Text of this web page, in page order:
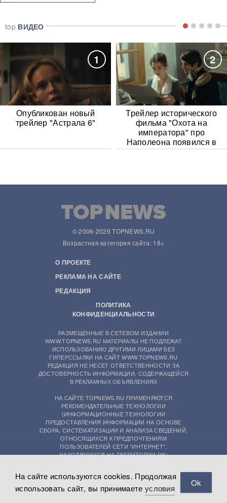
top ВИДЕО
1
Опубликован новый
трейлер "Астрала 6"
2
Трейлер исторического
фильма "Охота на
императора" про
Наполеона появился в
Сети
© 2006-2026 TOPNEWS.RU
Возрастная категория сайта: 18+
О ПРОЕКТЕ
РЕКЛАМА НА САЙТЕ
РЕДАКЦИЯ
ПОЛИТИКА
КОНФИДЕНЦИАЛЬНОСТИ
РАЗМЕЩЕННЫЕ В СЕТЕВОМ ИЗДАНИИ
WWW.TOPNEWS.RU МАТЕРИАЛЫ НЕ ПОДЛЕЖАТ
ИСПОЛЬЗОВАНИЮ ДРУГИМИ ЛИЦАМИ БЕЗ
ГИПЕРССЫЛКИ НА САЙТ WWW.TOPNEWS.RU
РЕДАКЦИЯ НЕ НЕСЕТ ОТВЕТСТВЕННОСТИ ЗА
ДОСТОВЕРНОСТЬ ИНФОРМАЦИИ, СОДЕРЖАЩЕЙСЯ
В РЕКЛАМНЫХ ОБЪЯВЛЕНИЯХ
НА САЙТЕ TOPNEWS.RU ПРИМЕНЯЮТСЯ
РЕКОМЕНДАТЕЛЬНЫЕ ТЕХНОЛОГИИ
(ИНФОРМАЦИОННЫЕ ТЕХНОЛОГИИ
ПРЕДОСТАВЛЕНИЯ ИНФОРМАЦИИ НА ОСНОВЕ
СБОРА, СИСТЕМАТИЗАЦИИ И АНАЛИЗА СВЕДЕНИЙ,
ОТНОСЯЩИХСЯ К ПРЕДПОЧТЕНИЯМ
ПОЛЬЗОВАТЕЛЕЙ СЕТИ "ИНТЕРНЕТ",
НАХОДЯЩИХСЯ НА ТЕРРИТОРИИ РФ)
На сайте используются cookies. Продолжая
использовать сайт, вы принимаете условия
Ok